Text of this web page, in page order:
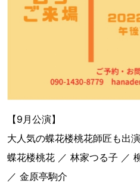
【9月公演】
大人気の蝶花楼桃花師匠も出演
蝶花楼桃花 ／ 林家つる子 ／
／ 金原亭駒介